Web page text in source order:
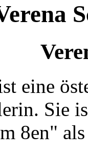
eine
Sie
8en"